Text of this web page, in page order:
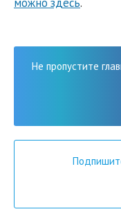
Не пропустите